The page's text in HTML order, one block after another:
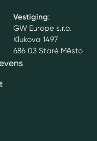
Vestiging:
GW Europe s.r.o.
Klukova 1497
686 03 Staré Město